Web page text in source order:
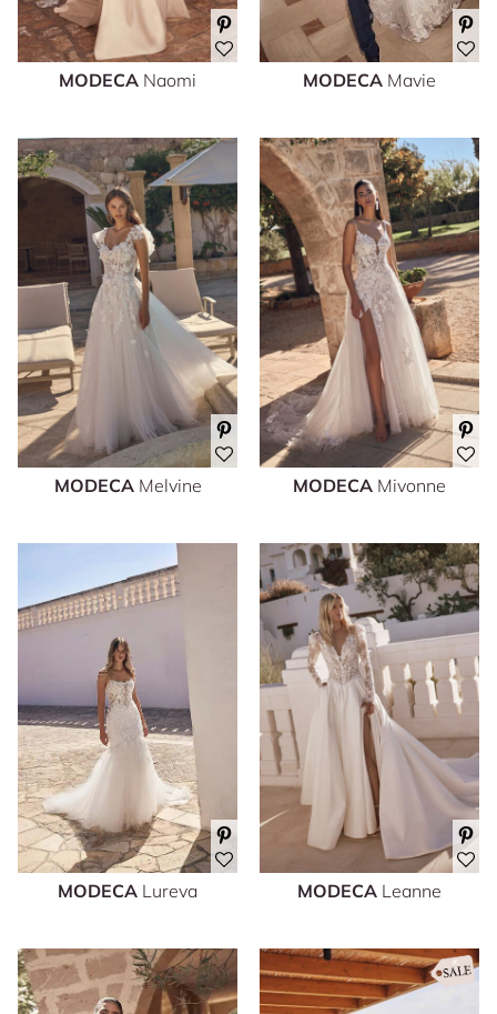
MODECA Naomi MODECA Mavie
MODECA Melvine MODECA Mivonne
MODECA Lureva MODECA Leanne